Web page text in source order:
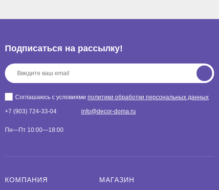
Подписаться на рассылкy!
Соглашаюсь с условиями политики обработки персональных данных
+7 (903) 724-33-04 info@decor-doma.ru
Пн—Пт 10:00—18:00
КОМПАНИЯ МАГАЗИН